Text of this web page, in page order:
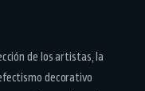
de los artistas, la
decorativo